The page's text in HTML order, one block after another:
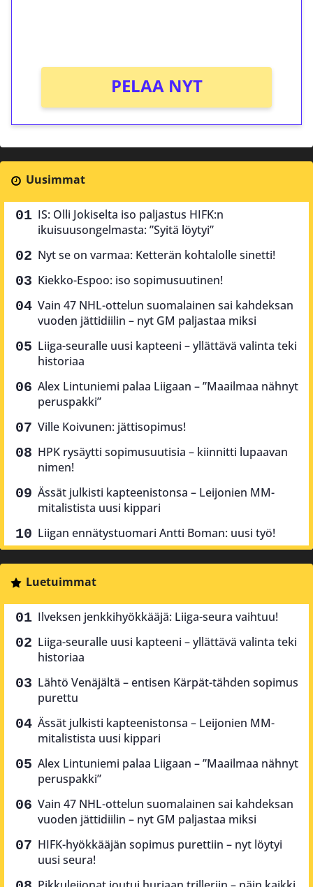
PELAA NYT
Uusimmat
IS: Olli Jokiselta iso paljastus HIFK:n
ikuisuusongelmasta: ”Syitä löytyi”
Nyt se on varmaa: Ketterän kohtalolle sinetti!
Kiekko-Espoo: iso sopimusuutinen!
Vain 47 NHL-ottelun suomalainen sai kahdeksan
vuoden jättidiilin – nyt GM paljastaa miksi
Liiga-seuralle uusi kapteeni – yllättävä valinta teki
historiaa
Alex Lintuniemi palaa Liigaan – ”Maailmaa nähnyt
peruspakki”
Ville Koivunen: jättisopimus!
HPK rysäytti sopimusuutisia – kiinnitti lupaavan
nimen!
Ässät julkisti kapteenistonsa – Leijonien MM-
mitalistista uusi kippari
Liigan ennätystuomari Antti Boman: uusi työ!
Luetuimmat
Ilveksen jenkkihyökkääjä: Liiga-seura vaihtuu!
Liiga-seuralle uusi kapteeni – yllättävä valinta teki
historiaa
Lähtö Venäjältä – entisen Kärpät-tähden sopimus
purettu
Ässät julkisti kapteenistonsa – Leijonien MM-
mitalistista uusi kippari
Alex Lintuniemi palaa Liigaan – ”Maailmaa nähnyt
peruspakki”
Vain 47 NHL-ottelun suomalainen sai kahdeksan
vuoden jättidiilin – nyt GM paljastaa miksi
HIFK-hyökkääjän sopimus purettiin – nyt löytyi
uusi seura!